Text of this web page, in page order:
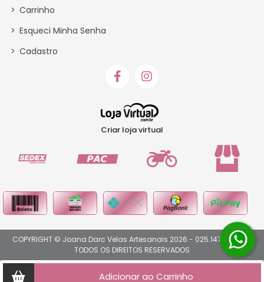
Adicionar ao Carrinho
> Carrinho
> Esqueci Minha Senha
> Cadastro
Criar loja virtual
COPYRIGHT © Joana Darc Velas Artesanais 2026 - 025.147.717-73 -
TODOS OS DIREITOS RESERVADOS